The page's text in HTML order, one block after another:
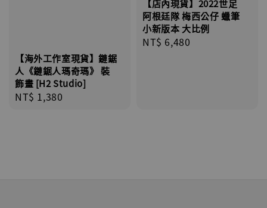
【海外工作室現貨】鏈鋸
人《鏈鋸人瑪奇瑪》 裝
飾畫 [H2 Studio]
Regular
NT$ 1,380
【店內現貨】2022世足
阿根廷隊 梅西公仔 蠟筆
小新版本 大比例
Regular
NT$ 6,480